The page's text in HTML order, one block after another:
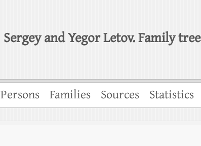
Sergey and Yegor Letov. Family tree
Persons Families Sources Statistics